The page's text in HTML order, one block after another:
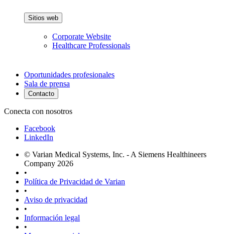
Sitios web
Corporate Website
Healthcare Professionals
Oportunidades profesionales
Sala de prensa
Contacto
Conecta con nosotros
Facebook
LinkedIn
© Varian Medical Systems, Inc. - A Siemens Healthineers
Company 2026
•
Política de Privacidad de Varian
•
Aviso de privacidad
•
Información legal
•